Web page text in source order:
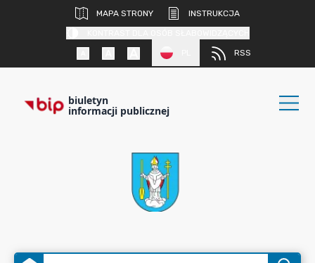
MAPA STRONY
INSTRUKCJA
RSS
biuletyn
informacji publicznej